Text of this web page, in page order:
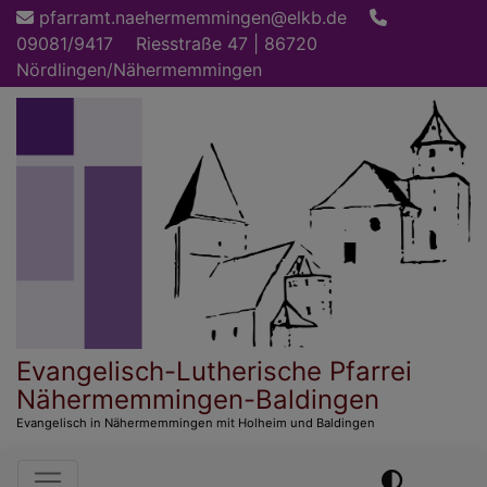
Direkt
zum
Inhalt
pfarramt.naehermemmingen@elkb.de
09081/9417
Riesstraße 47 | 86720
Nördlingen/Nähermemmingen
Evangelisch-Lutherische Pfarrei
Nähermemmingen-Baldingen
Evangelisch in Nähermemmingen mit Holheim und Baldingen